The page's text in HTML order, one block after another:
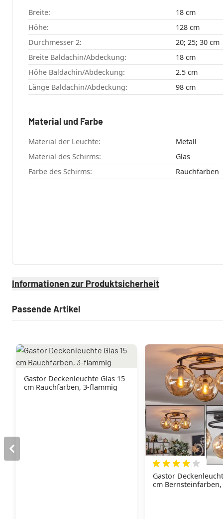
Breite:
18 cm
Höhe:
128 cm
Durchmesser 2:
20; 25; 30 cm
Breite Baldachin/Abdeckung:
18 cm
Höhe Baldachin/Abdeckung:
2.5 cm
Länge Baldachin/Abdeckung:
98 cm
Material und Farbe
Material der Leuchte:
Metall
Material des Schirms:
Glas
Farbe des Schirms:
Rauchfarben
Informationen zur Produktsicherheit
Passende Artikel
Gastor Deckenleuchte Glas 15
cm Rauchfarben, 3-flammig
Gastor
cm